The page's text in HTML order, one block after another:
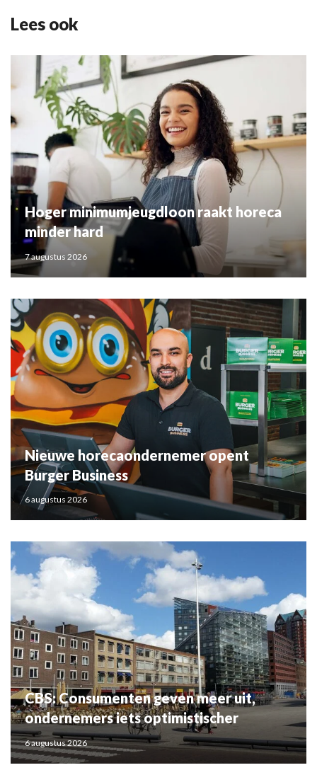
Lees ook
Hoger minimumjeugdloon raakt horeca
minder hard
7 augustus 2026
Nieuwe horecaondernemer opent
Burger Business
6 augustus 2026
CBS: Consumenten geven meer uit,
ondernemers iets optimistischer
6 augustus 2026